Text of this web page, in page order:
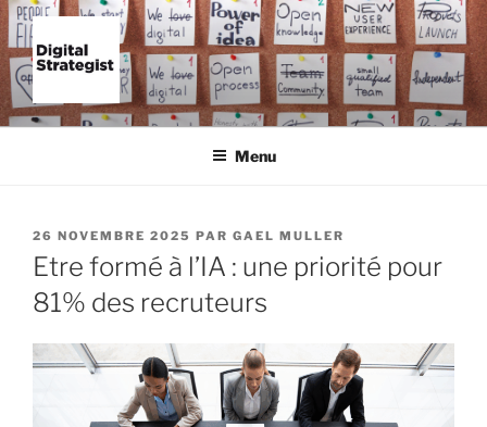
Aller
au
contenu
principal
FORMATION IA BORDEAUX |
INTELLIGENCE ARTIFICIELLE
STRATEGIST
Empower your business
Menu
PUBLIÉ
LE
26 NOVEMBRE 2025 PAR GAEL MULLER
Etre formé à l’IA : une priorité pour
81% des recruteurs